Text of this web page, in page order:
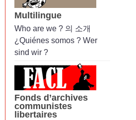
Multilingue
Who are we ? 의 소개
¿Quiénes somos ? Wer
sind wir ?
Fonds d’archives
communistes
libertaires